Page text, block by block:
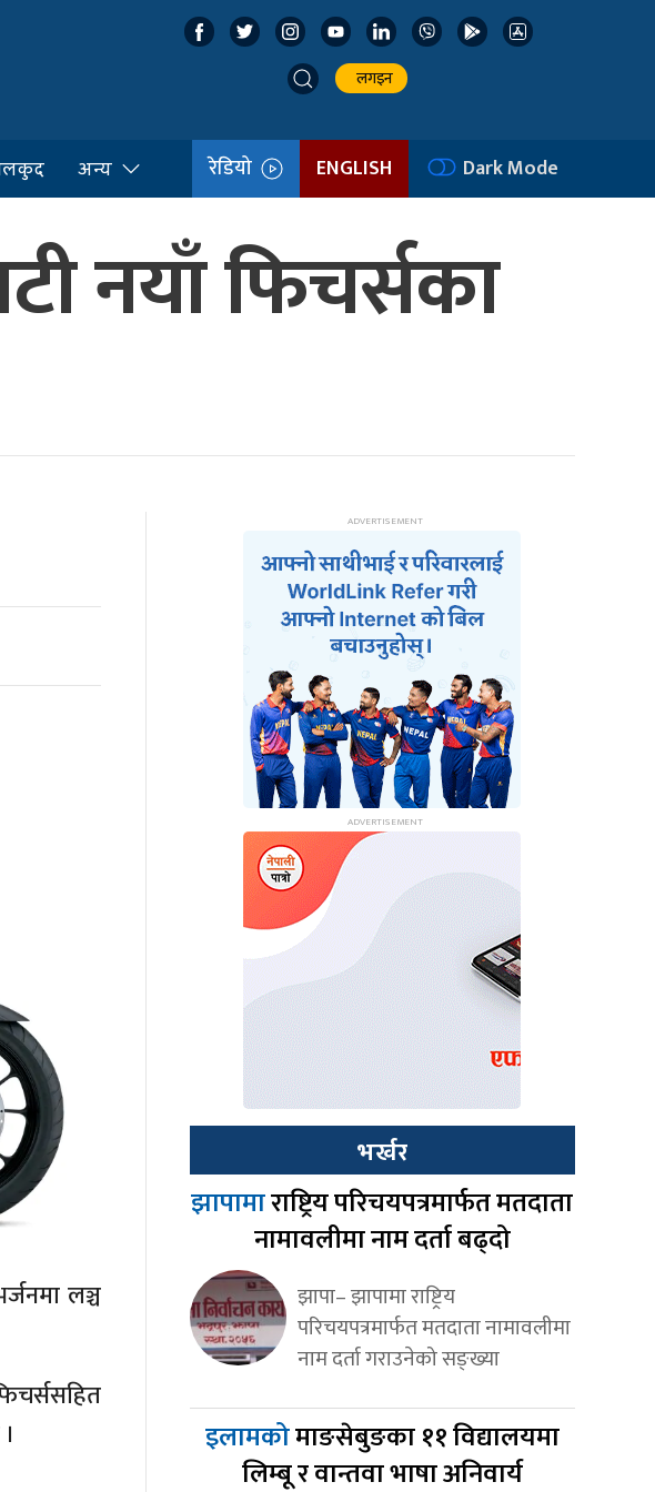
लगइन
अन्य रेडियो ENGLISH Dark Mode
नयाँ फिचर्सका
लञ्च
भर्खर
झापामाराष्ट्रिय परिचयपत्रमार्फत मतदाता
नामावलीमा नाम दर्ता बढ्दो
झापा– झापामा राष्ट्रिय
परिचयपत्रमार्फत मतदाता नामावलीमा
नाम दर्ता गराउनेको सङ्ख्या
इलामकोमाङसेबुङका ११ विद्यालयमा
लिम्बू र वान्तवा भाषा अनिवार्य